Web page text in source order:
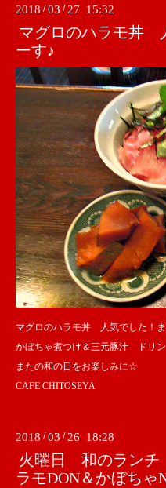
2018 /03 / 27 15:32
マグロのハラモ丼
ーす♪
マグロのハラモ丼 人気でした！
かぼちゃ煮つけ＆三元豚汁 ドリン
またの和の日をお楽しみに☆
CAFE CHITOSEYA
2018 /03 / 26 18:28
火曜日 和のランチ
ラモDON＆かぼち